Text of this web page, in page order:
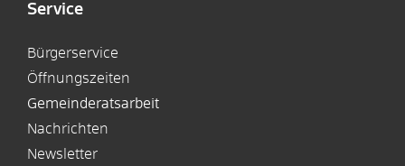
Service
Bürgerservice
Öffnungszeiten
Gemeinderatsarbeit
Nachrichten
Newsletter